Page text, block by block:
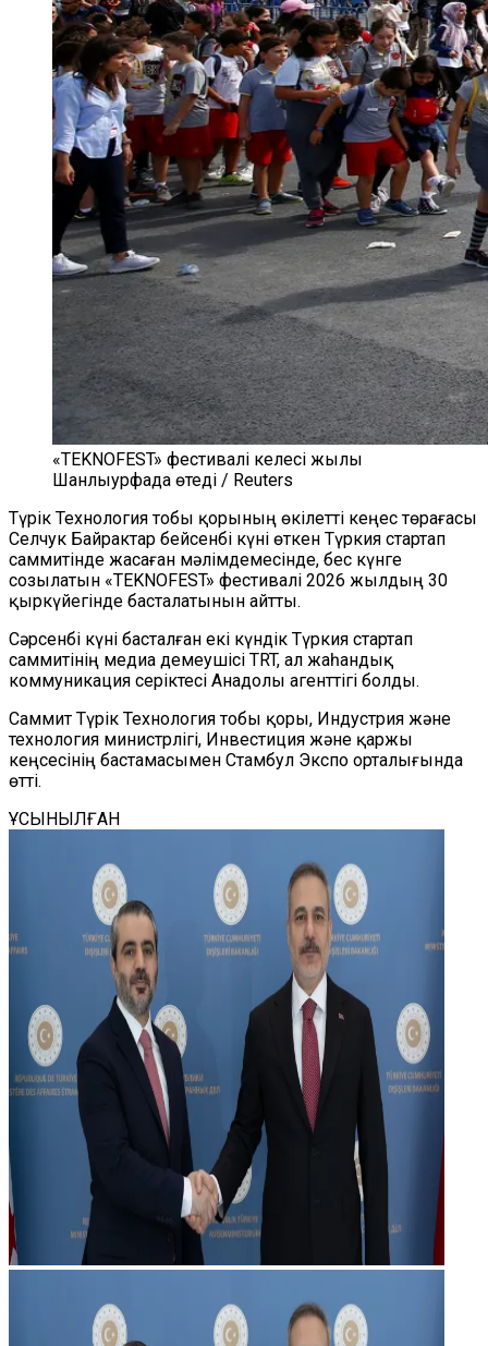
«TEKNOFEST» фестивалі келесі жылы
Шанлыурфада өтеді / Reuters
Түрік Технология тобы қорының өкілетті кеңес төрағасы
Селчук Байрактар бейсенбі күні өткен Түркия стартап
саммитінде жасаған мәлімдемесінде, бес күнге
созылатын «TEKNOFEST» фестивалі 2026 жылдың 30
қыркүйегінде басталатынын айтты.
Сәрсенбі күні басталған екі күндік Түркия стартап
саммитінің медиа демеушісі TRT, ал жаһандық
коммуникация серіктесі Анадолы агенттігі болды.
Саммит Түрік Технология тобы қоры, Индустрия және
технология министрлігі, Инвестиция және қаржы
кеңсесінің бастамасымен Стамбул Экспо орталығында
өтті.
ҰСЫНЫЛҒАН